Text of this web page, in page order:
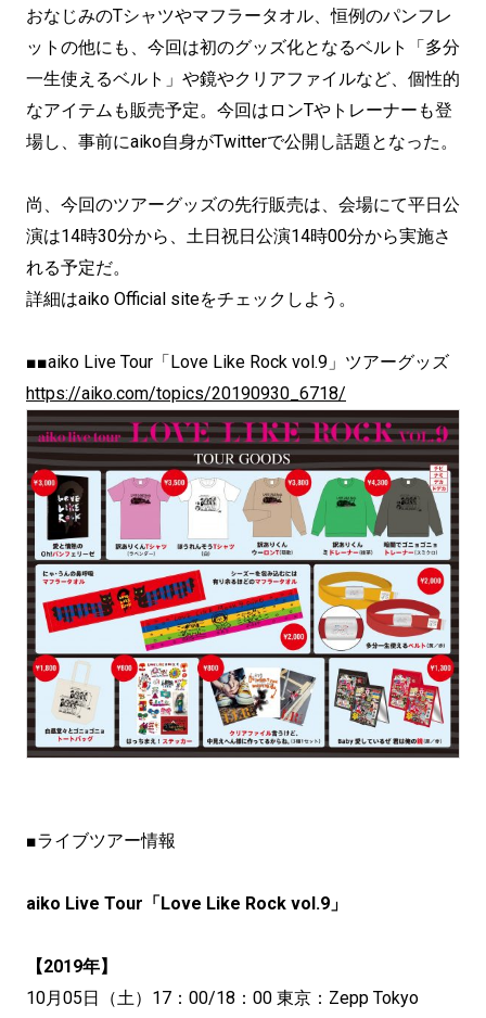
おなじみのTシャツやマフラータオル、恒例のパンフレ
ットの他にも、今回は初のグッズ化となるベルト「多分
一生使えるベルト」や鏡やクリアファイルなど、個性的
なアイテムも販売予定。今回はロンTやトレーナーも登
場し、事前にaiko自身がTwitterで公開し話題となった。
尚、今回のツアーグッズの先行販売は、会場にて平日公
演は14時30分から、土日祝日公演14時00分から実施さ
れる予定だ。
詳細はaiko Official siteをチェックしよう。
■■aiko Live Tour「Love Like Rock vol.9」ツアーグッズ
https://aiko.com/topics/20190930_6718/
■ライブツアー情報
aiko Live Tour「Love Like Rock vol.9」
【2019年】
10月05日（土）17：00/18：00 東京：Zepp Tokyo